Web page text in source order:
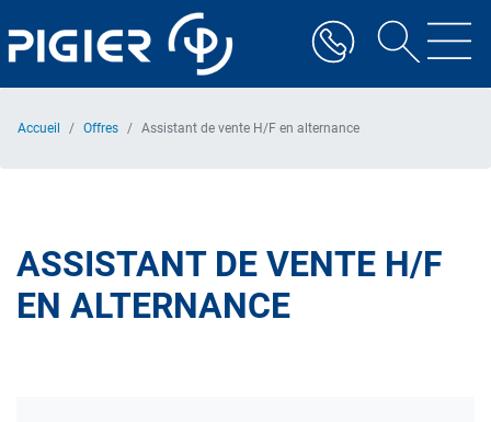
au
contenu
Accueil Offres Assistant de vente H/F en alternance
ASSISTANT DE VENTE H/F
EN ALTERNANCE